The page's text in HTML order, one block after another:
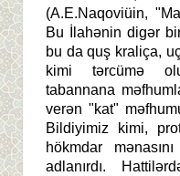
(A.E.Naqoviüin,
Bu İlahənin digər
bu da quş kraliça,
kimi tərcümə
tabannana
verən "kat"
Bildiyimiz kimi,
hökmdar
adlanırdı.